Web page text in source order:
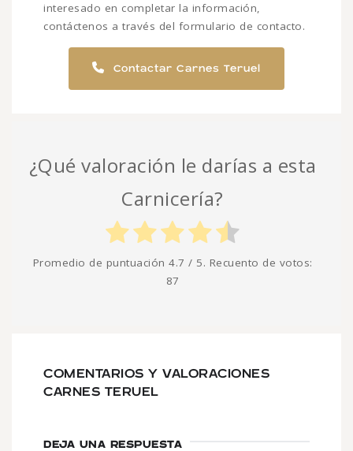
interesado en completar la información,
contáctenos a través del formulario de contacto.
Contactar Carnes Teruel
¿Qué valoración le darías a esta
Carnicería?
Promedio de puntuación 4.7 / 5. Recuento de votos:
87
COMENTARIOS Y VALORACIONES
CARNES TERUEL
DEJA UNA RESPUESTA